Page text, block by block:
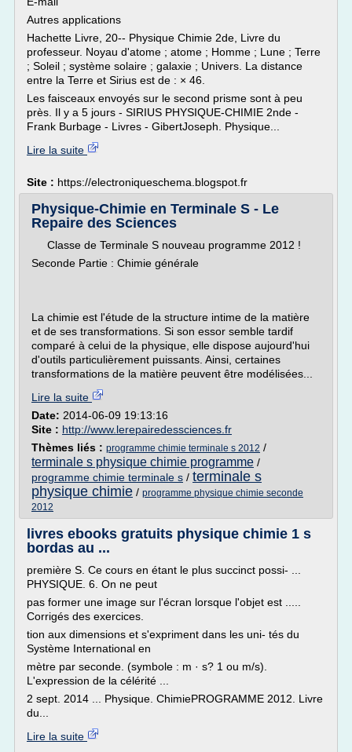
Autres applications
Hachette Livre, 20-- Physique Chimie 2de, Livre du
professeur. Noyau d'atome ; atome ; Homme ; Lune ; Terre
; Soleil ; système solaire ; galaxie ; Univers. La distance
entre la Terre et Sirius est de : × 46.
Les faisceaux envoyés sur le second prisme sont à peu
près. Il y a 5 jours - SIRIUS PHYSIQUE-CHIMIE 2nde -
Frank Burbage - Livres - GibertJoseph. Physique...
Lire la suite
Site : https://electroniqueschema.blogspot.fr
Physique-Chimie en Terminale S - Le
Repaire des Sciences
Classe de Terminale S nouveau programme 2012 !
Seconde Partie : Chimie générale
La chimie est l'étude de la structure intime de la matière
et de ses transformations. Si son essor semble tardif
comparé à celui de la physique, elle dispose aujourd'hui
d'outils particulièrement puissants. Ainsi, certaines
transformations de la matière peuvent être modélisées...
Lire la suite
Date: 2014-06-09 19:13:16
Site : http://www.lerepairedessciences.fr
Thèmes liés : programme chimie terminale s 2012 /
terminale s physique chimie programme /
programme chimie terminale s / terminale s
physique chimie / programme physique chimie seconde
2012
livres ebooks gratuits physique chimie 1 s
bordas au ...
première S. Ce cours en étant le plus succinct possi- ...
PHYSIQUE. 6. On ne peut
pas former une image sur l'écran lorsque l'objet est .....
Corrigés des exercices.
tion aux dimensions et s'expriment dans les uni- tés du
Système International en
mètre par seconde. (symbole : m · s? 1 ou m/s).
L'expression de la célérité ...
2 sept. 2014 ... Physique. ChimiePROGRAMME 2012. Livre
du...
Lire la suite